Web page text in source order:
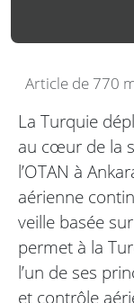
Article de 770
La Turquie
au cœur de la
l’OTAN à
aérienne
veille basée
permet à la
l’un de ses
et contrôle